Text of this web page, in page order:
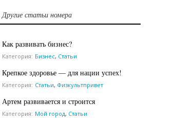
Другие статьи номера
Как развивать бизнес?
Категория: Бизнес, Статьи
Крепкое здоровье — для нации успех!
Категория: Статьи, Физкультпривет
Артем развивается и строится
Категория: Мой город, Статьи